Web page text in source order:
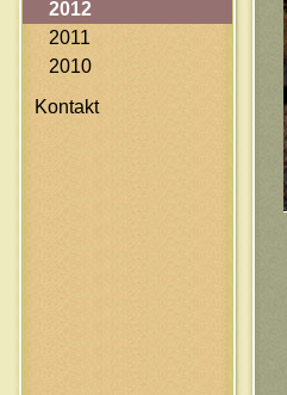
2012
2011
2010
Kontakt